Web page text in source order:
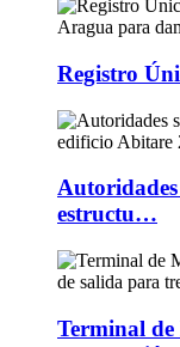
Registro
estructu…
Terminal